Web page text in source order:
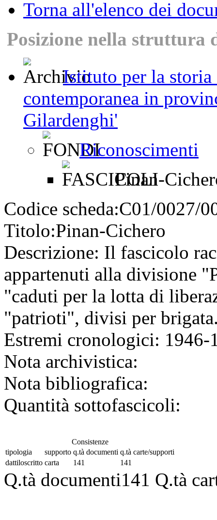
Torna all'elenco dei
Posizione nella struttura
Istituto per la storia
contemporanea in
Gilardenghi'
Riconoscimenti
Pinan-
Codice scheda:C01/0027/
Titolo:Pinan-Cichero
Descrizione: Il fascicolo
appartenuti alla divisione
"caduti per la lotta di
"patrioti", divisi per
Estremi cronologici: 1946-
Nota archivistica:
Nota bibliografica:
Quantità sottofascicoli:
Consistenze
tipologia
supporto q.tà documenti q.tà carte/supporti
dattiloscritto carta 141 141
Q.tà documenti141 Q.tà